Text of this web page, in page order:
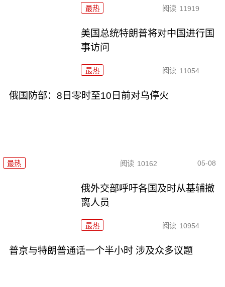
最热 阅读 11919
美国总统特朗普将对中国进行国
事访问
最热 阅读 11054
俄国防部：8日零时至10日前对乌停火
最热 阅读 10162 05-08
俄外交部呼吁各国及时从基辅撤
离人员
最热 阅读 10954
普京与特朗普通话一个半小时 涉及众多议题